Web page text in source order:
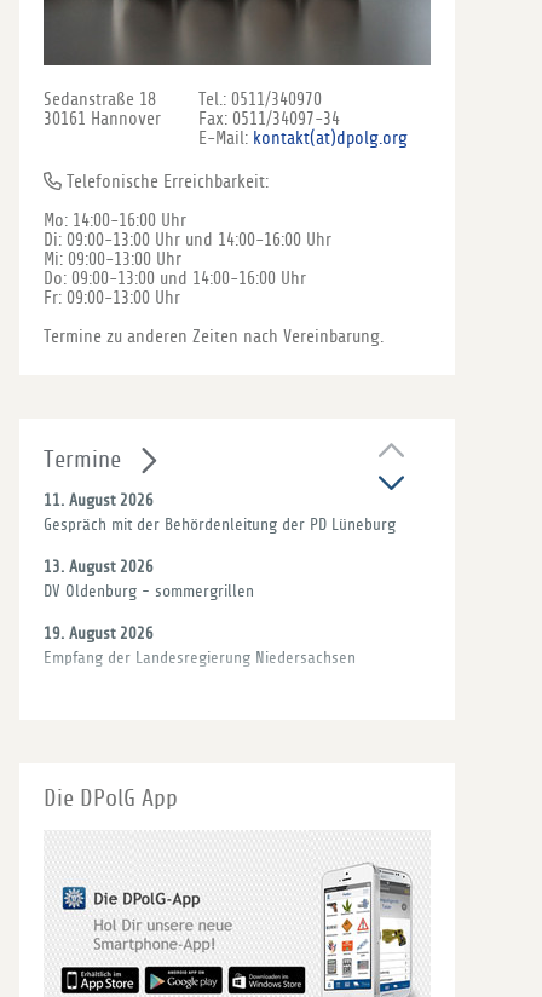
01. Juni 2026
Sedanstraße 18
30161 Hannover
Tel.: 0511/340970
Fax: 0511/34097-34
E-Mail: kontakt(at)dpolg.org
Telefonische Erreichbarkeit:
Mo: 14:00-16:00 Uhr
Di: 09:00-13:00 Uhr und 14:00-16:00 Uhr
Mi: 09:00-13:00 Uhr
Do: 09:00-13:00 und 14:00-16:00 Uhr
Fr: 09:00-13:00 Uhr
Termine zu anderen Zeiten nach Vereinbarung.
Termine
11. August 2026
Gespräch mit der Behördenleitung der PD Lüneburg
13. August 2026
DV Oldenburg - sommergrillen
19. August 2026
Empfang der Landesregierung Niedersachsen
PV Lüneburg - Jahreshauptversammlung mit Grillen
01. September 2026
02. September 2026
Bundesministerium des Innern - Informationsgespräch
zum aktuellen Stand des Programms P20 im BMI
14. - 16. September 2026
Die DPolG App